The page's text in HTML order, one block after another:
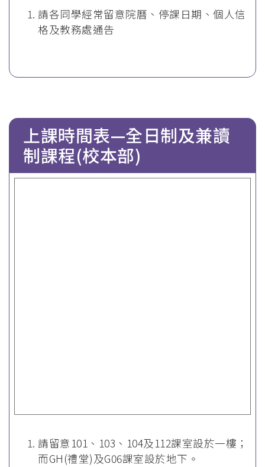
請各同學經常留意院曆、停課日期、個人信
格及教務處通告
上課時間表—全日制及兼讀
制課程(校本部)
請留意101、103、104及112課室設於一樓；
而GH(禮堂)及G06課室設於地下。